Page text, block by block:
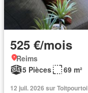
525 €/mois
Reims
5 Pièces
69 m²
12 juil. 2026 sur Toitpourtoi